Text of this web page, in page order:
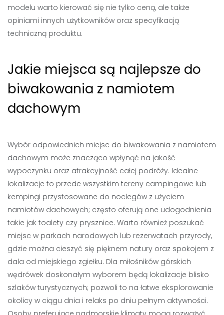
modelu warto kierować się nie tylko ceną, ale także
opiniami innych użytkowników oraz specyfikacją
techniczną produktu.
Jakie miejsca są najlepsze do
biwakowania z namiotem
dachowym
Wybór odpowiednich miejsc do biwakowania z namiotem
dachowym może znacząco wpłynąć na jakość
wypoczynku oraz atrakcyjność całej podróży. Idealne
lokalizacje to przede wszystkim tereny campingowe lub
kempingi przystosowane do noclegów z użyciem
namiotów dachowych; często oferują one udogodnienia
takie jak toalety czy prysznice. Warto również poszukać
miejsc w parkach narodowych lub rezerwatach przyrody,
gdzie można cieszyć się pięknem natury oraz spokojem z
dala od miejskiego zgiełku. Dla miłośników górskich
wędrówek doskonałym wyborem będą lokalizacje blisko
szlaków turystycznych; pozwoli to na łatwe eksplorowanie
okolicy w ciągu dnia i relaks po dniu pełnym aktywności.